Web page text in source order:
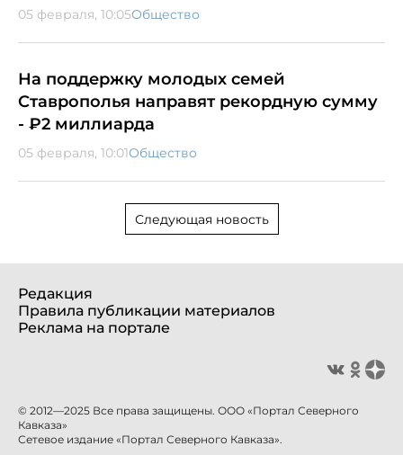
05 февраля, 10:05Общество
На поддержку молодых семей
Ставрополья направят рекордную сумму
- ₽2 миллиарда
05 февраля, 10:01Общество
Следующая новость
Редакция
Правила публикации материалов
Реклама на портале
© 2012—2025 Все права защищены. ООО «Портал Северного
Кавказа»
Сетевое издание «Портал Северного Кавказа».